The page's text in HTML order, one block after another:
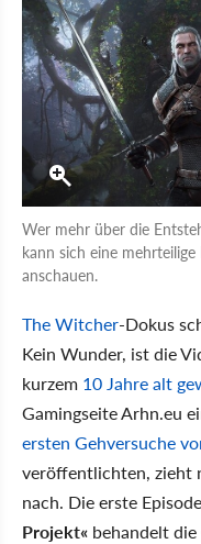
Wer mehr über die
kann sich eine
anschauen.
The Witcher-Dokus
Kein Wunder, ist die
kurzem 10 Jahre alt
Gamingseite Arhn.eu
ersten Gehversuche
veröffentlichten, zieht
nach. Die erste
Projekt« behandelt